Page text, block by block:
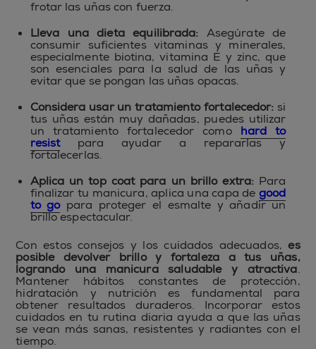
frotar las uñas con fuerza.
Lleva una dieta equilibrada: Asegúrate de
consumir suficientes vitaminas y minerales,
especialmente biotina, vitamina E y zinc, que
son esenciales para la salud de las uñas y
evitar que se pongan las uñas opacas.
Considera usar un tratamiento fortalecedor: si
tus uñas están muy dañadas, puedes utilizar
un tratamiento fortalecedor como hard to
resistpara ayudar a repararlas y
fortalecerlas.
Aplica un top coat para un brillo extra: Para
finalizar tu manicura, aplica una capa degood
to gopara proteger el esmalte y añadir un
brillo espectacular.
Con estos consejos y los cuidados adecuados,es
posible devolver brillo y fortaleza a tus uñas,
logrando una manicura saludable y atractiva.
Mantener hábitos constantes de protección,
hidratación y nutrición es fundamental para
obtener resultados duraderos. Incorporar estos
cuidados en tu rutina diaria ayuda a que las uñas
se vean más sanas, resistentes y radiantes con el
tiempo.